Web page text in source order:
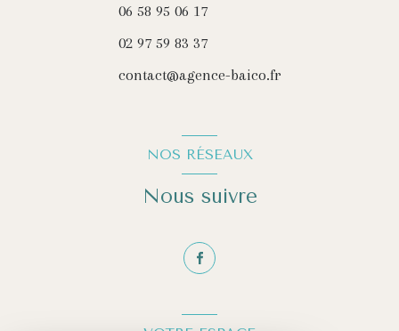
06 58 95 06 17
02 97 59 83 37
contact@agence-baico.fr
NOS RÉSEAUX
Nous suivre